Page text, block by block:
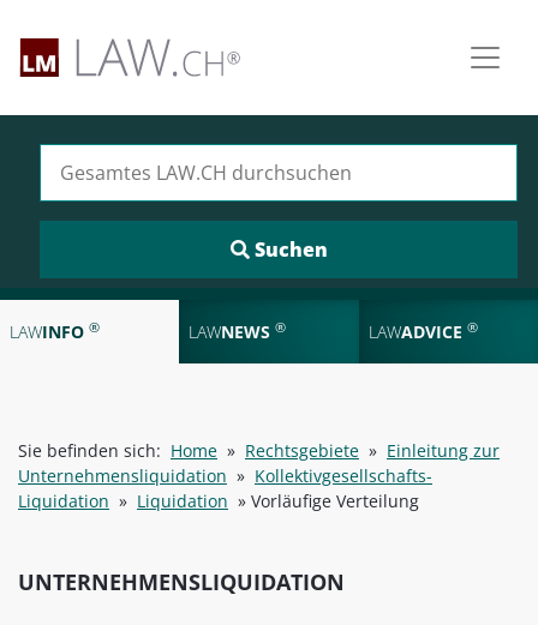
LAWINFO ® LAWNEWS ® LAWADVICE ®
Sie befinden sich: Home » Rechtsgebiete » Einleitung zur
Unternehmensliquidation » Kollektivgesellschafts-
Liquidation » Liquidation » Vorläufige Verteilung
UNTERNEHMENSLIQUIDATION